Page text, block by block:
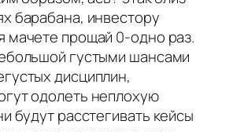
барабана, инвестору
мачете прощай 0-одно раз.
густыми шансами
дисциплин,
одолеть неплохую
будут расстегивать кейсы